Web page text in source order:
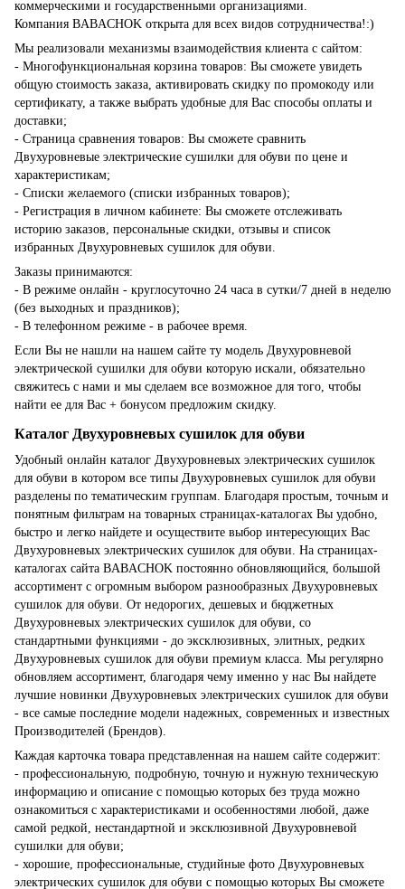
коммерческими и государственными организациями.
Компания BABACHOK открыта для всех видов сотрудничества!:)
Мы реализовали механизмы взаимодействия клиента с сайтом:
- Многофункциональная корзина товаров: Вы сможете увидеть
общую стоимость заказа, активировать скидку по промокоду или
сертификату, а также выбрать удобные для Вас способы оплаты и
доставки;
- Страница сравнения товаров: Вы сможете сравнить
Двухуровневые электрические сушилки для обуви по цене и
характеристикам;
- Списки желаемого (списки избранных товаров);
- Регистрация в личном кабинете: Вы сможете отслеживать
историю заказов, персональные скидки, отзывы и список
избранных Двухуровневых сушилок для обуви.
Заказы принимаются:
- В режиме онлайн - круглосуточно 24 часа в сутки/7 дней в неделю
(без выходных и праздников);
- В телефонном режиме - в рабочее время.
Если Вы не нашли на нашем сайте ту модель Двухуровневой
электрической сушилки для обуви которую искали, обязательно
свяжитесь с нами и мы сделаем все возможное для того, чтобы
найти ее для Вас + бонусом предложим скидку.
Каталог Двухуровневых сушилок для обуви
Удобный онлайн каталог Двухуровневых электрических сушилок
для обуви в котором все типы Двухуровневых сушилок для обуви
разделены по тематическим группам. Благодаря простым, точным и
понятным фильтрам на товарных страницах-каталогах Вы удобно,
быстро и легко найдете и осуществите выбор интересующих Вас
Двухуровневых электрических сушилок для обуви. На страницах-
каталогах сайта BABACHOK постоянно обновляющийся, большой
ассортимент с огромным выбором разнообразных Двухуровневых
сушилок для обуви. От недорогих, дешевых и бюджетных
Двухуровневых электрических сушилок для обуви, со
стандартными функциями - до эксклюзивных, элитных, редких
Двухуровневых сушилок для обуви премиум класса. Мы регулярно
обновляем ассортимент, благодаря чему именно у нас Вы найдете
лучшие новинки Двухуровневых электрических сушилок для обуви
- все самые последние модели надежных, современных и известных
Производителей (Брендов).
Каждая карточка товара представленная на нашем сайте содержит:
- профессиональную, подробную, точную и нужную техническую
информацию и описание с помощью которых без труда можно
ознакомиться с характеристиками и особенностями любой, даже
самой редкой, нестандартной и эксклюзивной Двухуровневой
сушилки для обуви;
- хорошие, профессиональные, студийные фото Двухуровневых
электрических сушилок для обуви с помощью которых Вы сможете